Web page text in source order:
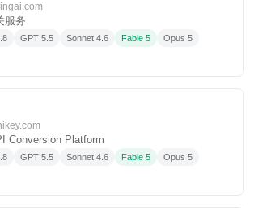
服务
GPT 5.5 Sonnet 4.6 Fable 5
Opus 5
Conversion Platform
GPT 5.5 Sonnet 4.6 Fable 5
Opus 5